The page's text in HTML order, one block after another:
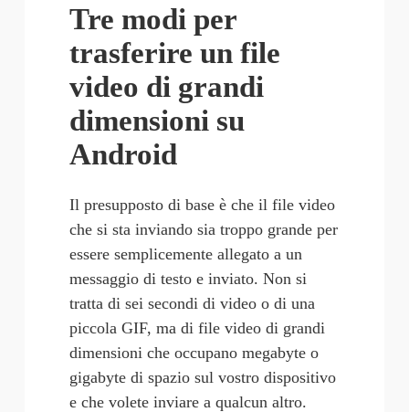
Tre modi per
trasferire un file
video di grandi
dimensioni su
Android
Il presupposto di base è che il file video
che si sta inviando sia troppo grande per
essere semplicemente allegato a un
messaggio di testo e inviato. Non si
tratta di sei secondi di video o di una
piccola GIF, ma di file video di grandi
dimensioni che occupano megabyte o
gigabyte di spazio sul vostro dispositivo
e che volete inviare a qualcun altro.